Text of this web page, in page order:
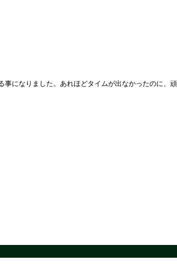
になりました。あれほどタイムが出なかったのに、